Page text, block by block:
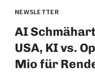
NEWSLETTER
AI
USA, KI vs.
Mio für